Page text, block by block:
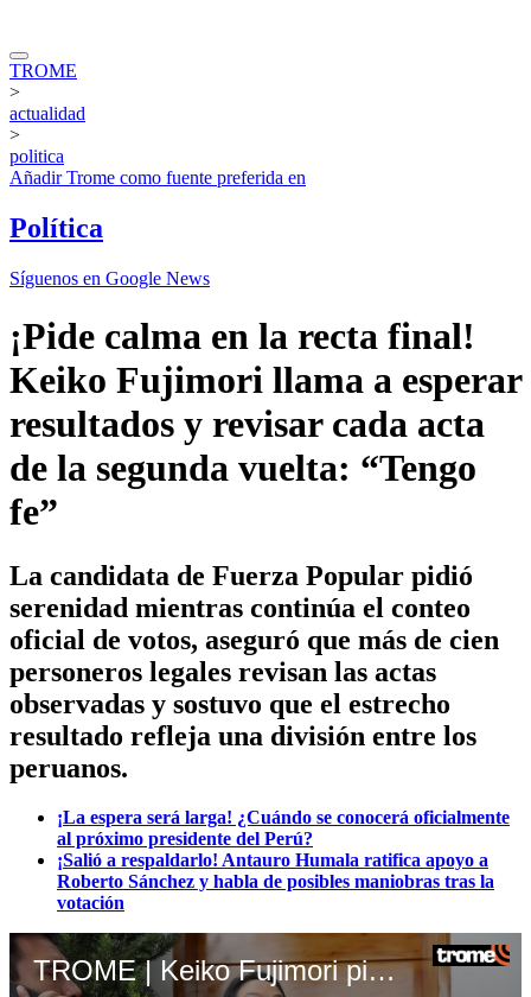
TROME
>
actualidad
>
politica
AñadirTrome como fuente preferida en
Política
Síguenos en Google News
¡Pide calma en la recta final!
Keiko Fujimori llama a esperar
resultados y revisar cada acta
de la segunda vuelta: “Tengo
fe”
La candidata de Fuerza Popular pidió
serenidad mientras continúa el conteo
oficial de votos, aseguró que más de cien
personeros legales revisan las actas
observadas y sostuvo que el estrecho
resultado refleja una división entre los
peruanos.
¡La espera será larga! ¿Cuándo se conocerá oficialmente
al próximo presidente del Perú?
¡Salió a respaldarlo! Antauro Humala ratifica apoyo a
Roberto Sánchez y habla de posibles maniobras tras la
votación
TROME | Keiko Fujimori pide paciencia y esperar el conteo final de votos. Video: Canal N